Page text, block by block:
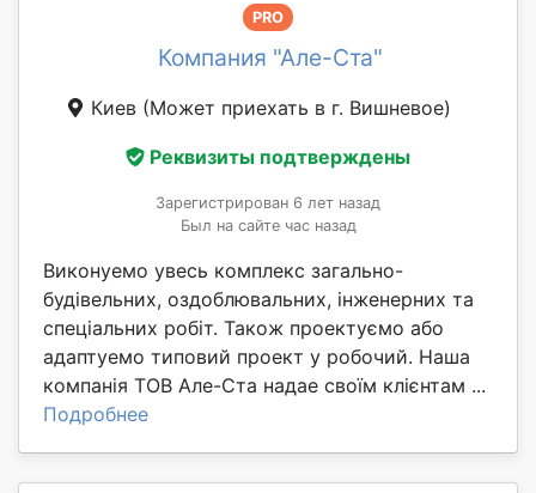
PRO
Компания "Але-Ста"
Киев (Может приехать в г. Вишневое)
Реквизиты подтверждены
Зарегистрирован 6 лет назад
Был на сайте час назад
Виконуемо увесь комплекс загально-
будівельних, оздоблювальних, інженерних та
спеціальних робіт. Також проектуємо або
адаптуемо типовий проект у робочий. Наша
компанія ТОВ Але-Ста надае своїм клієнтам ...
Подробнее